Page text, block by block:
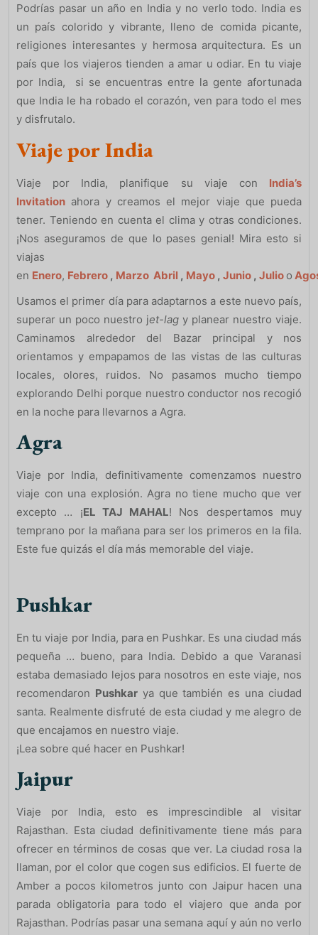
Podrías pasar un año en India y no verlo todo. India es
un país colorido y vibrante, lleno de comida picante,
religiones interesantes y hermosa arquitectura. Es un
país que los viajeros tienden a amar u odiar. En tu viaje
por India, si se encuentras entre la gente afortunada
que India le ha robado el corazón, ven para todo el mes
y disfrutalo.
Viaje por India
Viaje por India, planifique su viaje con India’s
Invitation ahora y creamos el mejor viaje que pueda
tener. Teniendo en cuenta el clima y otras condiciones.
¡Nos aseguramos de que lo pases genial! Mira esto si
viajas
en Enero, Febrero , Marzo Abril , Mayo , Junio , Julio o
Usamos el primer día para adaptarnos a este nuevo país,
superar un poco nuestro jet-lag y planear nuestro viaje.
Caminamos alrededor del Bazar principal y nos
orientamos y empapamos de las vistas de las culturas
locales, olores, ruidos. No pasamos mucho tiempo
explorando Delhi porque nuestro conductor nos recogió
en la noche para llevarnos a Agra.
Agra
Viaje por India, definitivamente comenzamos nuestro
viaje con una explosión. Agra no tiene mucho que ver
excepto … ¡EL TAJ MAHAL! Nos despertamos muy
temprano por la mañana para ser los primeros en la fila.
Este fue quizás el día más memorable del viaje.
Pushkar
En tu viaje por India, para en Pushkar. Es una ciudad más
pequeña … bueno, para India. Debido a que Varanasi
estaba demasiado lejos para nosotros en este viaje, nos
recomendaron Pushkarya que también es una ciudad
santa. Realmente disfruté de esta ciudad y me alegro de
que encajamos en nuestro viaje.
¡Lea sobre qué hacer en Pushkar!
Jaipur
Viaje por India, esto es imprescindible al visitar
Rajasthan. Esta ciudad definitivamente tiene más para
ofrecer en términos de cosas que ver. La ciudad rosa la
llaman, por el color que cogen sus edificios. El fuerte de
Amber a pocos kilometros junto con Jaipur hacen una
parada obligatoria para todo el viajero que anda por
Rajasthan. Podrías pasar una semana aquí y aún no verlo